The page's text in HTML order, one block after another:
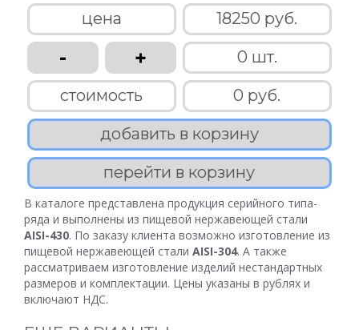
цена 18250 руб.
- +
0 шт.
стоимость
0 руб.
добавить в корзину
перейти в корзину
В каталоге представлена продукция серийного типа-
ряда и выполнены из пищевой нержавеющей стали
AISI-430. По заказу клиента возможно изготовление из
пищевой нержавеющей стали AISI-304. А также
рассматриваем изготовление изделий нестандартных
размеров и комплектации. Цены указаны в рублях и
включают НДС.